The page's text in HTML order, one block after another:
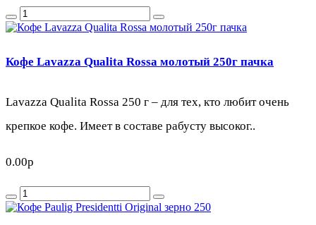
Кофе Lavazza Qualita Rossa молотый 250г пачка
Lavazza Qualita Rossa 250 г – для тех, кто любит очень
крепкое кофе. Имеет в составе рабусту высоког..
0.00р